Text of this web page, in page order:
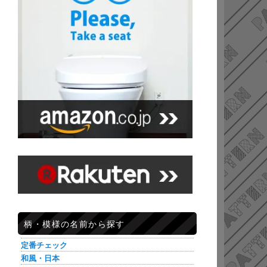
柄・模様の名前から探す
定番チェック
和風・日本